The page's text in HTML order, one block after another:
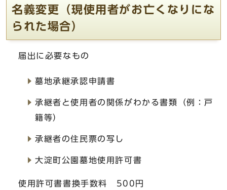
名義変更（現使用者がお亡くなりにな
られた場合）
届出に必要なもの
墓地承継承認申請書
承継者と使用者の関係がわかる書類（例：戸
籍等）
承継者の住民票の写し
大淀町公園墓地使用許可書
使用許可書書換手数料 500円